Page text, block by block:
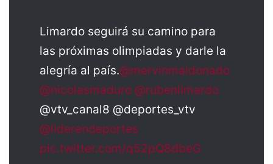
Limardo seguirá su camino para
las próximas olimpiadas y darle la
alegría al país.@mervinmaldonado
@nicolasmaduro @rubenlimardo
@vtv_canal8 @deportes_vtv
@liderendeportes
pic.twitter.com/q52pQ8dbeG